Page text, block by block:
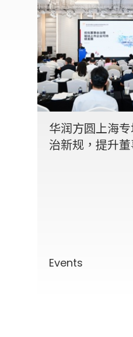
华润方圆上海
治新规，提升
Events